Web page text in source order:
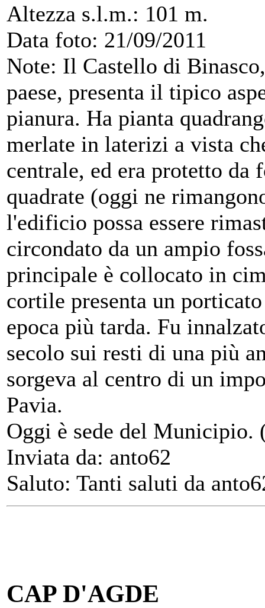
Altezza s.l.m.: 101 m.
Data foto: 21/09/2011
Note: Il Castello di
paese, presenta il tipico
pianura. Ha pianta
merlate in laterizi a vista
centrale, ed era protetto
quadrate (oggi ne
l'edificio possa essere
circondato da un ampio
principale è collocato in
cortile presenta un
epoca più tarda. Fu
secolo sui resti di una più
sorgeva al centro di un
Pavia.
Oggi è sede del
Inviata da: anto62
Saluto: Tanti saluti da
CAP D'AGDE